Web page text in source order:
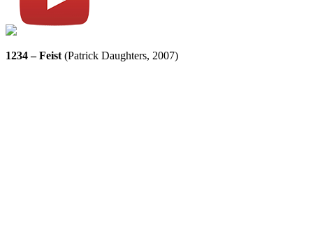
1234 – Feist (Patrick Daughters, 2007)